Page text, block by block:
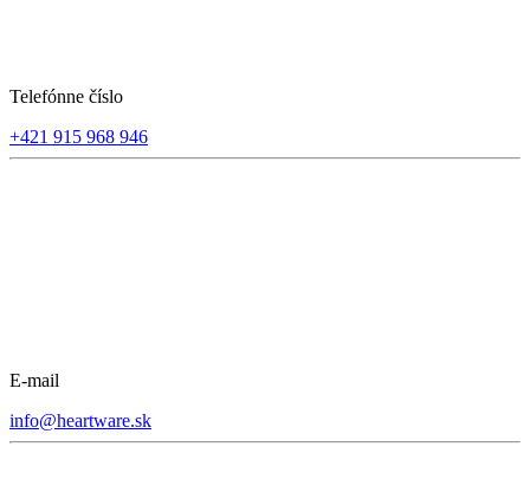
Telefónne číslo
+421 915 968 946
E-mail
info@heartware.sk